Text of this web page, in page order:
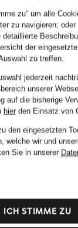
zu“ um alle
zu navigieren; oder
detaillierte
der
zu treffen.
jederzeit
unserer
auf die bisherige
hierden Einsatz von
den eingesetzten
welche wir und
Sie in unserer
ICH STIMME ZU